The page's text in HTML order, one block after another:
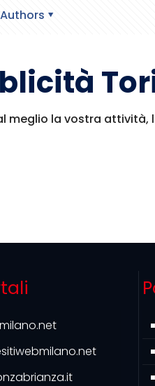
Authors
meglio la vostra